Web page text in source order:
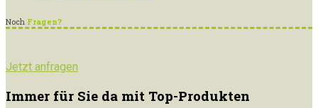
Noch Fragen?
Jetzt anfragen
Immer für Sie da mit Top-Produkten